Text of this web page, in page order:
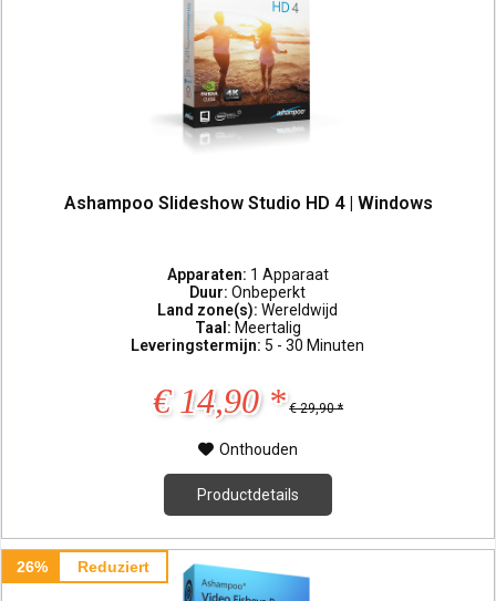
Ashampoo Slideshow Studio HD 4 | Windows
Apparaten: 1 Apparaat
Duur:Onbeperkt
Land zone(s):Wereldwijd
Taal: Meertalig
Leveringstermijn: 5 - 30 Minuten
€ 14,90 * € 29,90 *
Onthouden
Productdetails
26% Reduziert